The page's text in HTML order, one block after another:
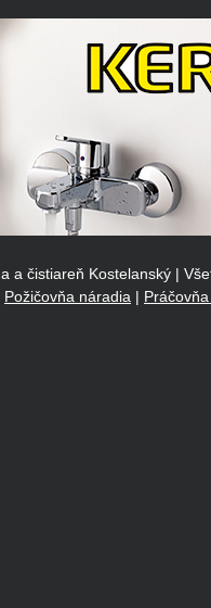
a čistiareň Kostelanský |
Požičovňa náradia |